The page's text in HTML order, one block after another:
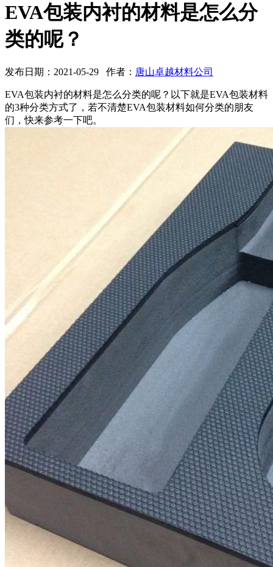
EVA包装内衬的材料是怎么分
类的呢？
发布日期：2021-05-29 作者： 唐山卓越材料公司
EVA包装内衬的材料是怎么分类的呢？以下就是EVA包装材料
的3种分类方式了，若不清楚EVA包装材料如何分类的朋友
们，快来参考一下吧。